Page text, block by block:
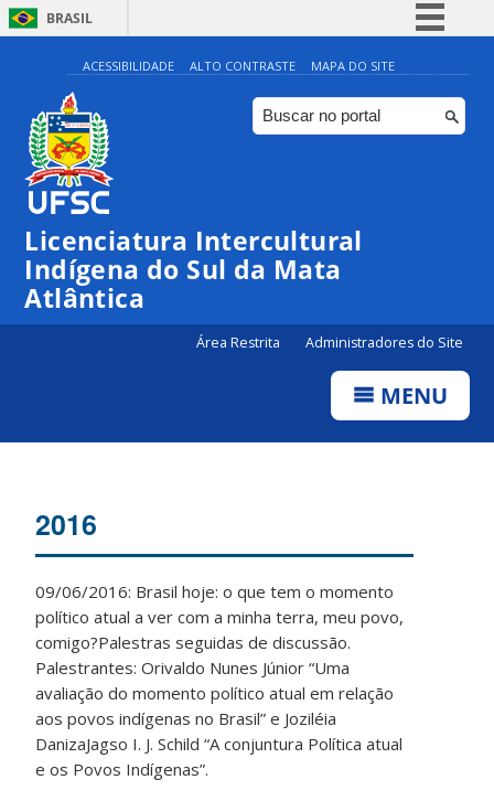
BRASIL
Simplifique!
Comunica BR
Participe
Canais
ACESSIBILIDADE ALTO CONTRASTE MAPA DO SITE
Licenciatura Intercultural
Indígena do Sul da Mata
Atlântica
Área Restrita Administradores do Site
MENU
2016
09/06/2016: Brasil hoje: o que tem o momento
político atual a ver com a minha terra, meu povo,
comigo?Palestras seguidas de discussão.
Palestrantes: Orivaldo Nunes Júnior “Uma
avaliação do momento político atual em relação
aos povos indígenas no Brasil” e Joziléia
DanizaJagso I. J. Schild “A conjuntura Política atual
e os Povos Indígenas”.